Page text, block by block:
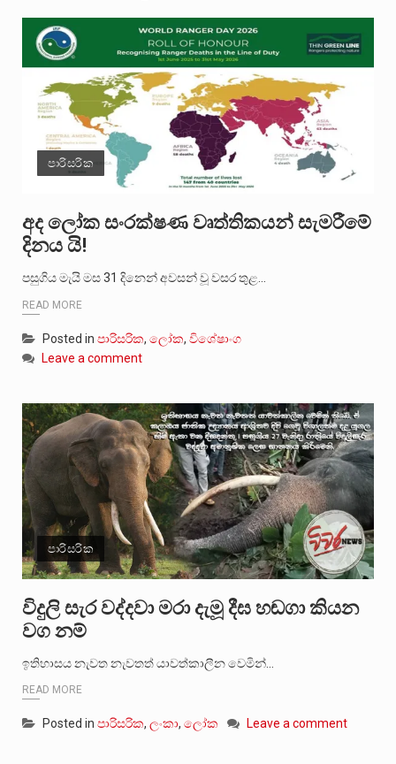
උපරිමාධිකරණ විනිශ්චයකාරවරුන්ගේ හා ඉන් පහළ විනිශ්චයකාරවරුන්ගේ විශ්‍රාම වයස දීර්ඝ කිරීම සඳහා සකස් කර ඇති විසිදෙවන…
බන්ධනාගාර රැදවියන් 1,021 දෙනෙකු ඉකුත් වසර පහක කාලය තුලදී (2020 ජනවාරි 01 සිට 2025 දෙසැම්බර්…
මහර බන්ධනාගාරයේ අද ඇතිවූ සිද්ධියෙන් තුවාල ලැබූ බව කියන රැඳවියන් ගණන ඉහළ ගොස් තිබේ. ඒ…
අගෝස්තු මස දෙවන ඉරිදා ලිට් රූම් සූම් සංවාදය පැවැත්වෙන්නේ "කතා කරන මහ වැව" නම් නකතාවක්…
ලාල් කාන්ත ඇමතිවරයා අධිකරණ විනිශ්චයකාරවරුන්ගේ විශ්‍රාම යෑමේ වයස සම්බන්ධයෙන් නිහඬව සිටින ලෙස තමාට දැනුම් දුන්…
පාරිසරික
අද ලෝක සංරක්ෂණ වෘත්තිකයන් සැමරීමේ
දිනය යි!
පසුගිය මැයි මස 31 දිනෙන් අවසන් වූ වසර තුළ…
READ MORE
Posted in පාරිසරික, ලෝක, විශේෂාංග
Leave a comment
පාරිසරික
විදුලි සැර වද්දවා මරා දැමූ දීඝ හඬගා කියන
වග නම්
ඉතිහාසය නැවත නැවතත් යාවත්කාලීන වෙමින්…
READ MORE
Posted in පාරිසරික, ලංකා, ලෝක Leave a comment